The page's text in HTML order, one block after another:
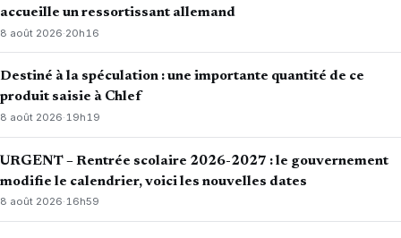
accueille un ressortissant allemand
8 août 2026·20h16
Destiné à la spéculation : une importante quantité de ce
produit saisie à Chlef
8 août 2026·19h19
URGENT – Rentrée scolaire 2026-2027 : le gouvernement
modifie le calendrier, voici les nouvelles dates
8 août 2026·16h59